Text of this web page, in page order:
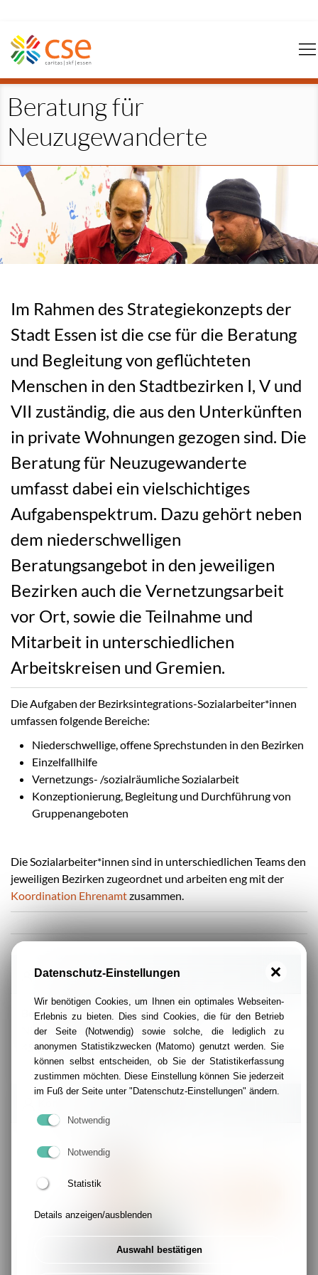
Beratung für
Neuzugewanderte
Im Rahmen des Strategiekonzepts der
Stadt Essen ist die cse für die Beratung
und Begleitung von geflüchteten
Menschen in den Stadtbezirken I, V und
VII zuständig, die aus den Unterkünften
in private Wohnungen gezogen sind. Die
Beratung für Neuzugewanderte
umfasst dabei ein vielschichtiges
Aufgabenspektrum. Dazu gehört neben
dem niederschwelligen
Beratungsangebot in den jeweiligen
Bezirken auch die Vernetzungsarbeit
vor Ort, sowie die Teilnahme und
Mitarbeit in unterschiedlichen
Arbeitskreisen und Gremien.
Die Aufgaben der Bezirksintegrations-Sozialarbeiter*innen
umfassen folgende Bereiche:
Niederschwellige, offene Sprechstunden in den Bezirken
Einzelfallhilfe
Vernetzungs- /sozialräumliche Sozialarbeit
Konzeptionierung, Begleitung und Durchführung von
Gruppenangeboten
Die Sozialarbeiter*innen sind in unterschiedlichen Teams den
jeweiligen Bezirken zugeordnet und arbeiten eng mit der
Koordination Ehrenamtzusammen.
Kontakt
Beratung für Neuzugewanderte
Niederstraße 12-16
45127 Essen
Datenschutz-Einstellungen
Wir benötigen Cookies, um Ihnen ein optimales Webseiten-
Erlebnis zu bieten. Dies sind Cookies, die für den Betrieb
der Seite (Notwendig) sowie solche, die lediglich zu
anonymen Statistikzwecken (Matomo) genutzt werden. Sie
können selbst entscheiden, ob Sie der Statistikerfassung
zustimmen möchten. Diese Einstellung können Sie jederzeit
im Fuß der Seite unter "Datenschutz-Einstellungen" ändern.
Notwendig
Notwendig
Statistik
Details anzeigen/ausblenden
Auswahl bestätigen